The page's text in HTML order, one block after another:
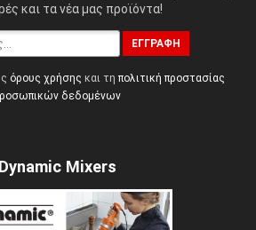
και τα νέα μας προϊόντα!
ΕΓΓΡΑΦΉ
όρους χρήσης και τη πολιτική προστασίας
δεδομένων
Dynamic Mixers